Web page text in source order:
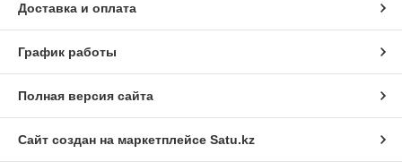
Доставка и оплата
График работы
Полная версия сайта
Сайт создан на маркетплейсе Satu.kz